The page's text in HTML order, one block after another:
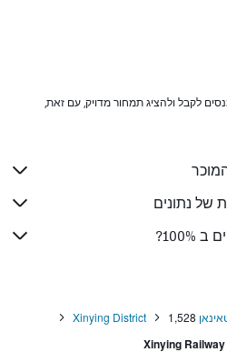
של נתונים
1,528
Xinying District
Xinying